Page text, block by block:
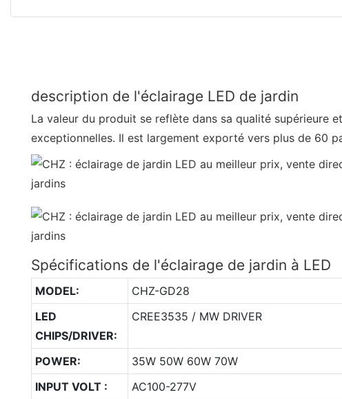
description de l'éclairage LED de jardin
La valeur du produit se reflète dans sa qualité supérieure
exceptionnelles. Il est largement exporté vers plus de 60
Spécifications de l'éclairage de jardin à LED
MODEL:
CHZ-GD28
LED
CHIPS/DRIVER:
CREE3535 / MW DRIVER
POWER:
35W 50W 60W 70W
INPUT VOLT :
AC100-277V